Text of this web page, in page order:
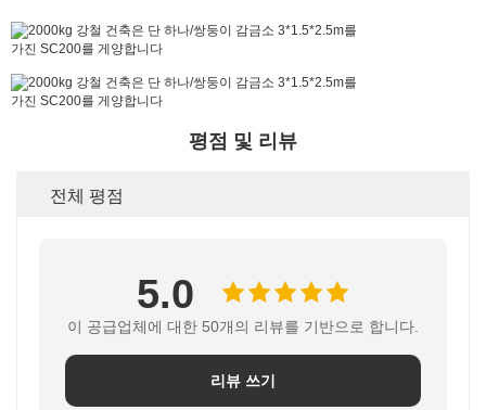
평점 및 리뷰
전체 평점
5.0
이 공급업체에 대한 50개의 리뷰를 기반으로 합니다.
리뷰 쓰기